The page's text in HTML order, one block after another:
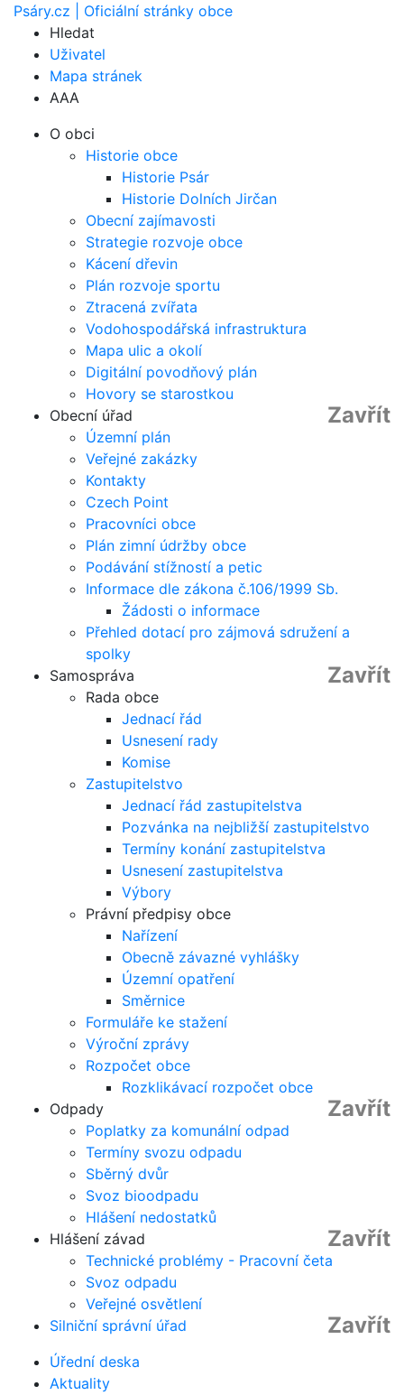
Psáry.cz | Oficiální stránky obce
Hledat
Uživatel
Mapa stránek
AAA
O obci
Historie obce
Historie Psár
Historie Dolních Jirčan
Obecní zajímavosti
Strategie rozvoje obce
Kácení dřevin
Plán rozvoje sportu
Ztracená zvířata
Vodohospodářská infrastruktura
Mapa ulic a okolí
Digitální povodňový plán
Hovory se starostkou
Zavřít
Obecní úřad
Územní plán
Veřejné zakázky
Kontakty
Czech Point
Pracovníci obce
Plán zimní údržby obce
Podávání stížností a petic
Informace dle zákona č.106/1999 Sb.
Žádosti o informace
Přehled dotací pro zájmová sdružení a
spolky
Zavřít
Samospráva
Rada obce
Jednací řád
Usnesení rady
Komise
Zastupitelstvo
Jednací řád zastupitelstva
Pozvánka na nejbližší zastupitelstvo
Termíny konání zastupitelstva
Usnesení zastupitelstva
Výbory
Právní předpisy obce
Nařízení
Obecně závazné vyhlášky
Územní opatření
Směrnice
Formuláře ke stažení
Výroční zprávy
Rozpočet obce
Rozklikávací rozpočet obce
Zavřít
Odpady
Poplatky za komunální odpad
Termíny svozu odpadu
Sběrný dvůr
Svoz bioodpadu
Hlášení nedostatků
Zavřít
Hlášení závad
Technické problémy - Pracovní četa
Svoz odpadu
Veřejné osvětlení
Zavřít
Silniční správní úřad
Úřední deska
Aktuality